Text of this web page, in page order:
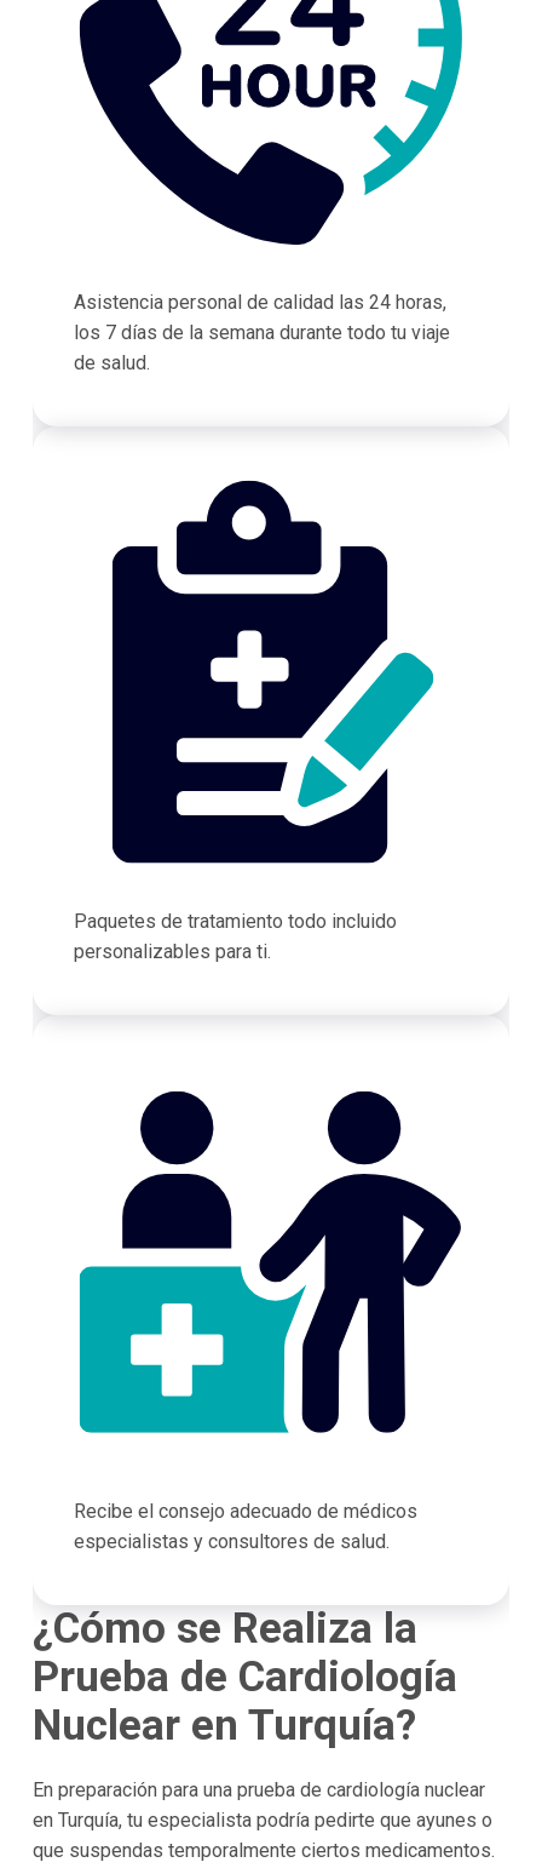
Asistencia personal de calidad las 24 horas,
los 7 días de la semana durante todo tu viaje
de salud.
Paquetes de tratamiento todo incluido
personalizables para ti.
Recibe el consejo adecuado de médicos
especialistas y consultores de salud.
¿Cómo se Realiza la
Prueba de Cardiología
Nuclear en Turquía?
En preparación para una prueba de cardiología nuclear
en Turquía, tu especialista podría pedirte que ayunes o
que suspendas temporalmente ciertos medicamentos.